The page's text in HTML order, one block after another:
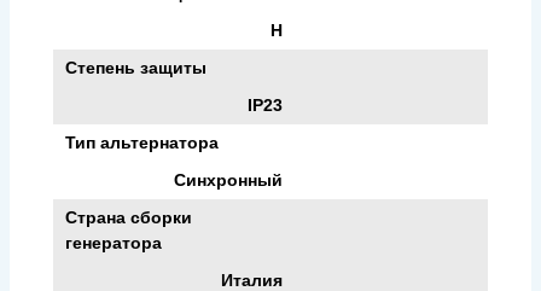
H
Степень защиты
IP23
Тип альтернатора
Синхронный
Страна сборки
генератора
Италия